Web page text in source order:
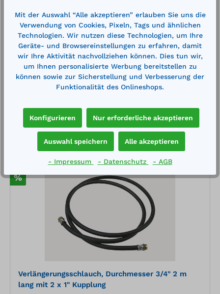
lang mit 2 x 1" Kupplung
für Elektropumpen mit einer Förderleistung von ca.
50 l/min
142,70 €* 156,30 €*
In den Warenkorb
%
Verlängerungsschlauch, Durchmesser 3/4" 2 m
lang mit 2 x 1" Kupplung
Mit der Auswahl “Alle akzeptieren” erlauben Sie uns die
Verwendung von Cookies, Pixeln, Tags und ähnlichen
Technologien. Wir nutzen diese Technologien, um Ihre
Geräte- und Browsereinstellungen zu erfahren, damit
wir Ihre Aktivität nachvollziehen können. Dies tun wir,
um Ihnen personalisierte Werbung bereitstellen zu
können sowie zur Sicherstellung und Verbesserung der
Funktionalität des Onlineshops.
Konfigurieren Nur erforderliche akzeptieren
Auswahl speichern Alle akzeptieren
- Impressum - Datenschutz - AGB